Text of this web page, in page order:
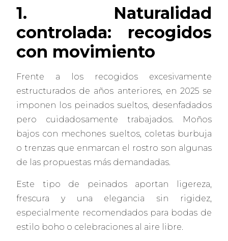
1. Naturalidad
controlada: recogidos
con movimiento
Frente a los recogidos excesivamente
estructurados de años anteriores, en 2025 se
imponen los peinados sueltos, desenfadados
pero cuidadosamente trabajados. Moños
bajos con mechones sueltos, coletas burbuja
o trenzas que enmarcan el rostro son algunas
de las propuestas más demandadas.
Este tipo de peinados aportan ligereza,
frescura y una elegancia sin rigidez,
especialmente recomendados para bodas de
estilo boho o celebraciones al aire libre.